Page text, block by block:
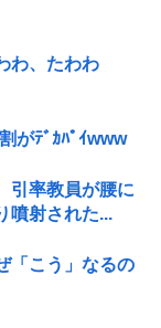
わ、たわわ
がﾃﾞｶﾊﾟｲwww
引率教員が腰に
噴射された...
「こう」なるの